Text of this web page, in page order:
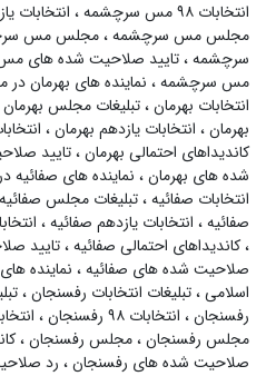
انتخابات ۹۸ مس سرچشمه
،
مجلس مس سرچشمه،مجلس مس
سرچشمه،تایید صلاحیت شده های
مس سرچشمه، نماینده های بهرمان
انتخابات بهرمان،تبلیغات مجلس بهرمان
بهرمان، انتخابات یازدهم بهرمان،
کاندیداهای احتمالی بهرمان،تایید
شده های بهرمان، نماینده های
انتخابات صفائیه،تبلیغات مجلس صفائیه
صفائیه، انتخابات یازدهم صفائیه،
،کاندیداهای احتمالی صفائیه،تایید
صلاحیت شده های صفائیه، نماینده
اسلامی،تبلیغات انتخابات رفسنجان،
رفسنجان، انتخابات ۹۸ رفسنجان ،
مجلس رفسنجان،مجلس رفسنجان،
صلاحیت شده های رفسنجان، رد